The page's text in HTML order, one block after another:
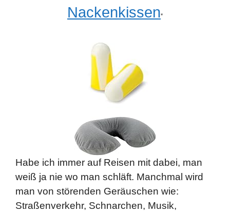
Nackenkissen*
Habe ich immer auf Reisen mit dabei, man
weiß ja nie wo man schläft. Manchmal wird
man von störenden Geräuschen wie:
Straßenverkehr, Schnarchen, Musik,